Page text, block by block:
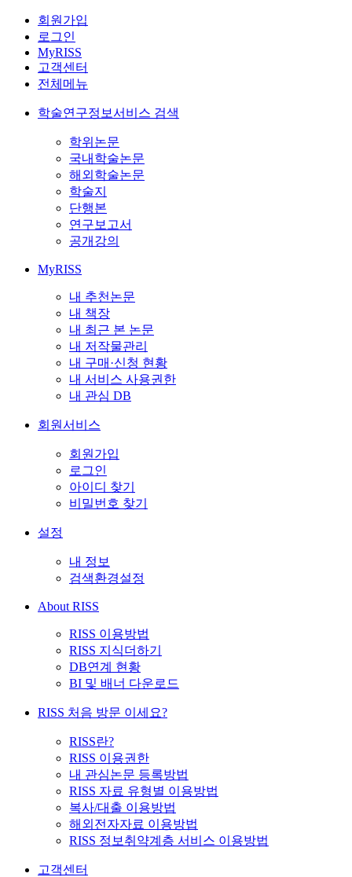
회원가입
로그인
MyRISS
고객센터
전체메뉴
학술연구정보서비스 검색
학위논문
국내학술논문
해외학술논문
학술지
단행본
연구보고서
공개강의
MyRISS
내 추천논문
내 책장
내 최근 본 논문
내 저작물관리
내 구매·신청 현황
내 서비스 사용권한
내 관심 DB
회원서비스
회원가입
로그인
아이디 찾기
비밀번호 찾기
설정
내 정보
검색환경설정
About RISS
RISS 이용방법
RISS 지식더하기
DB연계 현황
BI 및 배너 다운로드
RISS 처음 방문 이세요?
RISS란?
RISS 이용권한
내 관심논문 등록방법
RISS 자료 유형별 이용방법
복사/대출 이용방법
해외전자자료 이용방법
RISS 정보취약계층 서비스 이용방법
고객센터